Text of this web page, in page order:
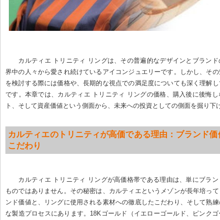
カルティエ トリニティ リングは、その普遍的なデザインとブラン
界中の人々から愛され続けているアイコンジュエリーです。しかし、そ
を検討する際には価格や、長期的な視点での満足度についても深く理解
です。本章では、カルティエ トリニティ リングの価格、購入後に後悔
ト、そして資産価値という側面から、未来への投資としての側面を掘り下
カルティエのトリニティが高価である理由：ブランド
こだわり
カルティエ トリニティ リングが高価格帯である理由は、単にブラ
ものではありません。その秘密は、カルティエというメゾンが長年培っ
ンド価値と、リングに使用される素材への徹底したこだわり、そして熟
な製造プロセスにあります。18Kゴールド（イエローゴールド、ピンク